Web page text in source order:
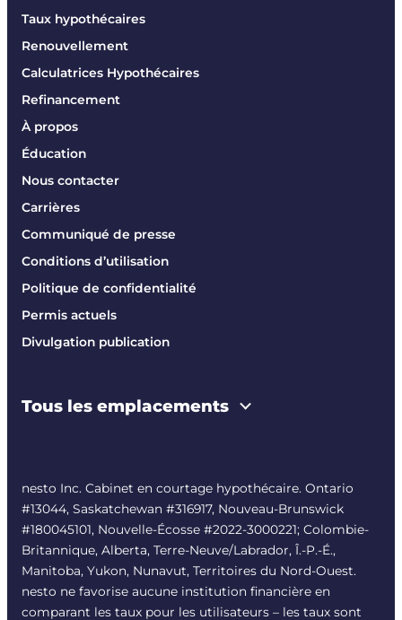
Taux hypothécaires
Renouvellement
Calculatrices Hypothécaires
Refinancement
À propos
Éducation
Nous contacter
Carrières
Communiqué de presse
Conditions d’utilisation
Politique de confidentialité
Permis actuels
Divulgation publication
Tous les emplacements
nesto Inc. Cabinet en courtage hypothécaire. Ontario
#13044, Saskatchewan #316917, Nouveau-Brunswick
#180045101, Nouvelle-Écosse #2022-3000221; Colombie-
Britannique, Alberta, Terre-Neuve/Labrador, Î.-P.-É.,
Manitoba, Yukon, Nunavut, Territoires du Nord-Ouest.
nesto ne favorise aucune institution financière en
comparant les taux pour les utilisateurs – les taux sont